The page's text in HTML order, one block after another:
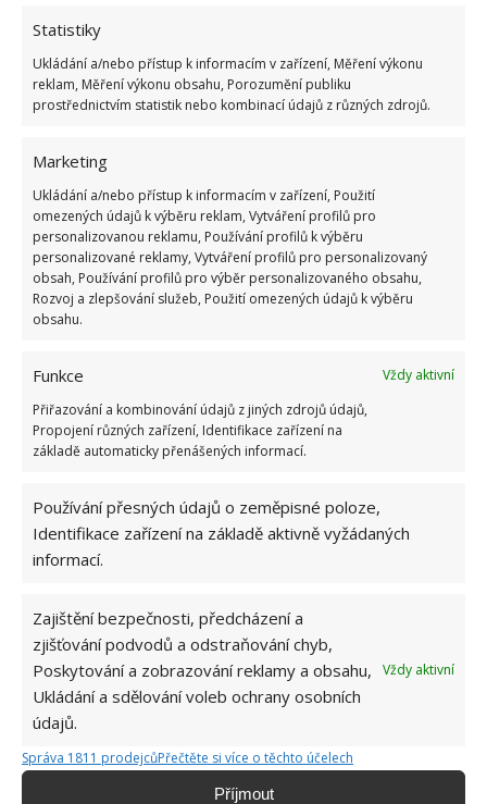
Statistiky
Ukládání a/nebo přístup k informacím v zařízení, Měření výkonu
reklam, Měření výkonu obsahu, Porozumění publiku
prostřednictvím statistik nebo kombinací údajů z různých zdrojů.
Marketing
Ukládání a/nebo přístup k informacím v zařízení, Použití
omezených údajů k výběru reklam, Vytváření profilů pro
personalizovanou reklamu, Používání profilů k výběru
personalizované reklamy, Vytváření profilů pro personalizovaný
obsah, Používání profilů pro výběr personalizovaného obsahu,
Rozvoj a zlepšování služeb, Použití omezených údajů k výběru
obsahu.
Funkce
Vždy aktivní
Přiřazování a kombinování údajů z jiných zdrojů údajů,
Propojení různých zařízení, Identifikace zařízení na
základě automaticky přenášených informací.
Používání přesných údajů o zeměpisné poloze,
Identifikace zařízení na základě aktivně vyžádaných
informací.
Zajištění bezpečnosti, předcházení a
zjišťování podvodů a odstraňování chyb,
Poskytování a zobrazování reklamy a obsahu,
Ukládání a sdělování voleb ochrany osobních
údajů.
Vždy aktivní
Správa 1811 prodejcůPřečtěte si více o těchto účelech
Příjmout
1.6.2026
Test znalostí o každodenní realitě za
komunismu: 10 retro otázek ukáže, kdo má
dobrý přehled
Retro kvíz o oblíbených autech v dobách
bodů
6.5.2026
Profesionální zahradnice vytvořila přehled
nejnebezpečnějších škůdců rostlin a postupy,
jak se jich rychle zbavit
6.8.2026
Bohatá úroda rajčat nemusí být jen zbožným
přáním. Užijte si úspěšnou sklizeň již během